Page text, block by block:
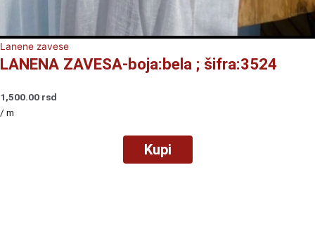
Lanene zavese
LANENA ZAVESA-boja:bela ; šifra:3524
1,500.00 rsd
/ m
Kupi